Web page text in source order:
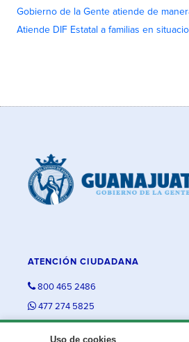
Gobierno de la Gente atiende de
Atiende DIF Estatal a familias en
Uso de cookies
ATENCIÓN CIUDADANA
800 465 2486
477 274 5825